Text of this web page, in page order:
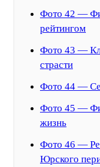
Фото 42 —
рейтингом
Фото 43 —
страсти
Фото 44 —
Фото 45 —
жизнь
Фото 46 —
Юрского